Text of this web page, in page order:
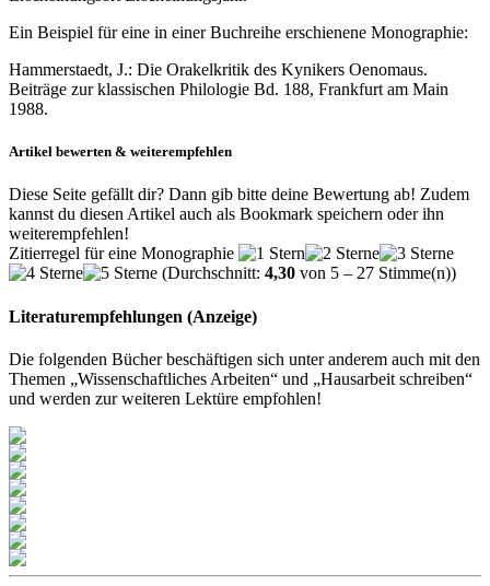
Ein Beispiel für eine in einer Buchreihe erschienene Monographie:
Hammerstaedt, J.: Die Orakelkritik des Kynikers Oenomaus.
Beiträge zur klassischen Philologie Bd. 188, Frankfurt am Main
1988.
Artikel bewerten & weiterempfehlen
Diese Seite gefällt dir? Dann gib bitte deine Bewertung ab! Zudem
kannst du diesen Artikel auch als Bookmark speichern oder ihn
weiterempfehlen!
Zitierregel für eine Monographie
(Durchschnitt: 4,30 von 5 – 27 Stimme(n))
Literaturempfehlungen (Anzeige)
Die folgenden Bücher beschäftigen sich unter anderem auch mit den
Themen „Wissenschaftliches Arbeiten“ und „Hausarbeit schreiben“
und werden zur weiteren Lektüre empfohlen!